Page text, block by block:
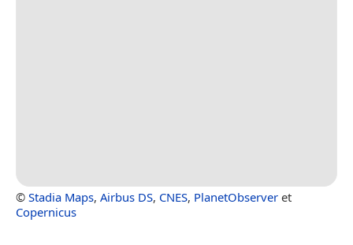
© Stadia Maps, Airbus DS, CNES, PlanetObserver et
Copernicus